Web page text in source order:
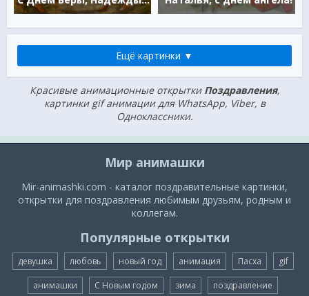
Ещё картинки ▼
Красивые анимационные открытки Поздравления,
картинки gif анимации для WhatsApp, Viber, в
Одноклассники.
Мир анимашки
Mir-animashki.com - каталог поздравительные картинки,
открытки для поздравления любимым друзьям, родным и
коллегам.
Популярные открытки
девушка любовь новый год анимация Пасха gif
анимашки С Новым годом зима поздравление